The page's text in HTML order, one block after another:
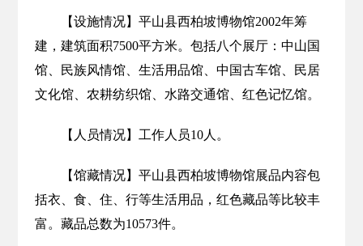
【设施情况】平山县西柏坡博物馆2002年筹
建，建筑面积7500平方米。包括八个展厅：中山国
馆、民族风情馆、生活用品馆、中国古车馆、民居
文化馆、农耕纺织馆、水路交通馆、红色记忆馆。
【人员情况】工作人员10人。
【馆藏情况】平山县西柏坡博物馆展品内容包
括衣、食、住、行等生活用品，红色藏品等比较丰
富。藏品总数为10573件。